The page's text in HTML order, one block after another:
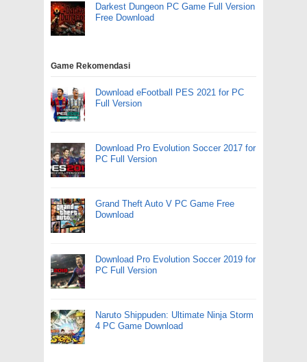
Darkest Dungeon PC Game Full Version
Free Download
Game Rekomendasi
Download eFootball PES 2021 for PC
Full Version
Download Pro Evolution Soccer 2017 for
PC Full Version
Grand Theft Auto V PC Game Free
Download
Download Pro Evolution Soccer 2019 for
PC Full Version
Naruto Shippuden: Ultimate Ninja Storm
4 PC Game Download